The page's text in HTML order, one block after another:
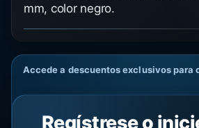
mm, color negro.
Accede a descuentos exclusivos para
Regístrese o